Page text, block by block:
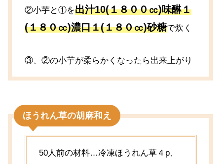
②小芋と①を出汁10(１８００㏄)味醂１
(１８０㏄)濃口１(１８０㏄)砂糖で炊く
③、②の小芋が柔らかくなったら出来上がり
ほうれん草の胡麻和え
50人前の材料…冷凍ほうれん草４p、